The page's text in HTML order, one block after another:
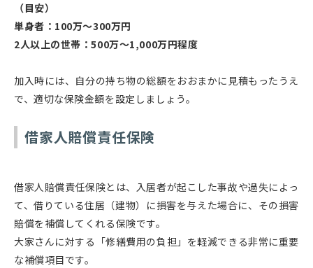
（目安）
単身者：100万～300万円
2人以上の世帯：500万～1,000万円程度
加入時には、自分の持ち物の総額をおおまかに見積もったうえ
で、適切な保険金額を設定しましょう。
借家人賠償責任保険
借家人賠償責任保険とは、入居者が起こした事故や過失によっ
て、借りている住居（建物）に損害を与えた場合に、その損害
賠償を補償してくれる保険です。
大家さんに対する「修繕費用の負担」を軽減できる非常に重要
な補償項目です。